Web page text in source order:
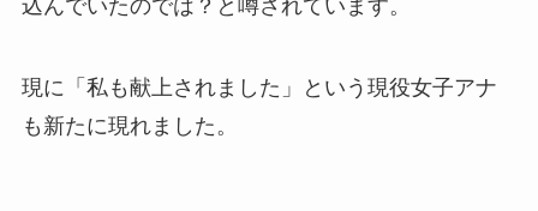
込んでいたのでは？と噂されています。
現に「私も献上されました」という現役女子アナ
も新たに現れました。